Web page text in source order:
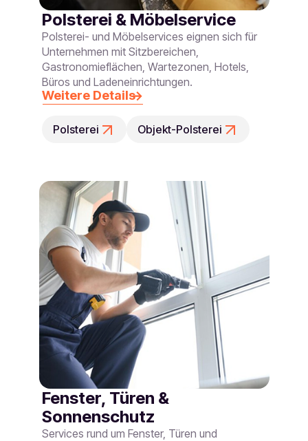
Polsterei & Möbelservice
Polsterei- und Möbelservices eignen sich für
Unternehmen mit Sitzbereichen,
Gastronomieflächen, Wartezonen, Hotels,
Büros und Ladeneinrichtungen.
Weitere Details
Polsterei Objekt-Polsterei
Fenster, Türen &
Sonnenschutz
Services rund um Fenster, Türen und